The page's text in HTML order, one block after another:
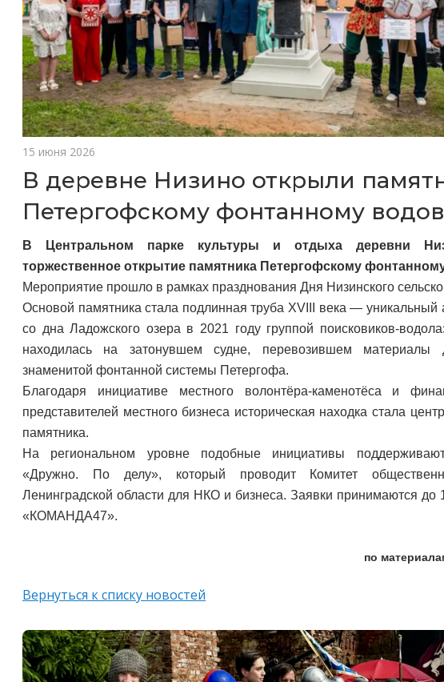
15 июня 2026
В деревне Низино открыли
Петергофскому фонтанному
В Центральном парке культуры и отдыха деревни
торжественное открытие памятника Петергофскому
Мероприятие прошло в рамках празднования Дня Низинского
Основой памятника стала подлинная труба XVIII века — уникальный
со дна Ладожского озера в 2021 году группой поисковиков-
находилась на затонувшем судне, перевозившем материалы
знаменитой фонтанной системы Петергофа.
Благодаря инициативе местного волонтёра-каменотёса и
представителей местного бизнеса историческая находка стала
памятника.
На региональном уровне подобные инициативы
«Дружно. По делу», который проводит Комитет
Ленинградской области для НКО и бизнеса. Заявки принимаются до
«КОМАНДА47».
по
Вернуться к списку новостей